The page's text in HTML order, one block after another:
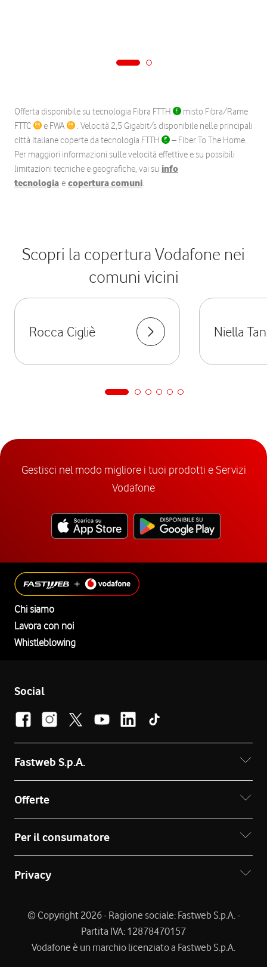
Offerta disponibile su tecnologia Fibra FTTH
misto Fibra/Rame
FTTC
e FWA
. Velocità 2,5 Gigabit/s disponibile nelle principali
città italiane coperte da tecnologia FTTH
– Fiber To The Home.
Per maggiori informazioni sulle velocità effettive e su possibili
limitazioni tecniche e geografiche, vai su info
tecnologia e copertura comuni.
Scopri la copertura Vodafone nei
comuni vicini
Rocca Cigliè Niella
Gestisci nel modo migliore i tuoi prodotti e Servizi
Vodafone
Chi siamo
Lavora con noi
Whistleblowing
Social
Fastweb S.p.A.
Offerte
Per il consumatore
Privacy
© Copyright 2026 - Ragione sociale: Fastweb S.p.A. -
Partita IVA: 12878470157
Vodafone è un marchio licenziato a Fastweb S.p.A.